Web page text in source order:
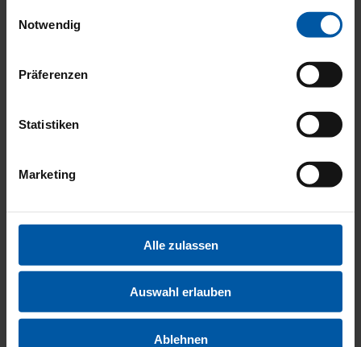
Notwendig
Präferenzen
Statistiken
Marketing
Alle zulassen
Auswahl erlauben
Ablehnen
UND